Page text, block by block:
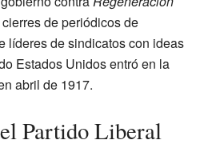
de periódicos de
líderes de sindicatos con ideas
Estados Unidos entró en la
abril de 1917.
Partido Liberal